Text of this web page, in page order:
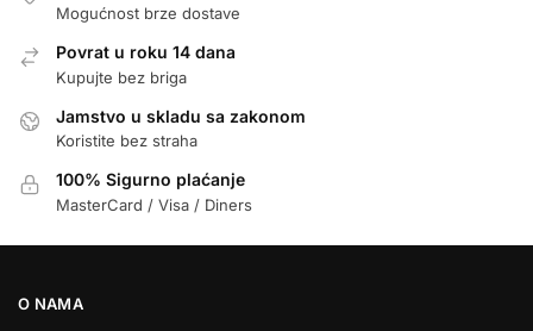
Mogućnost brze dostave
Povrat u roku 14 dana
Kupujte bez briga
Jamstvo u skladu sa zakonom
Koristite bez straha
100% Sigurno plaćanje
MasterCard / Visa / Diners
O NAMA